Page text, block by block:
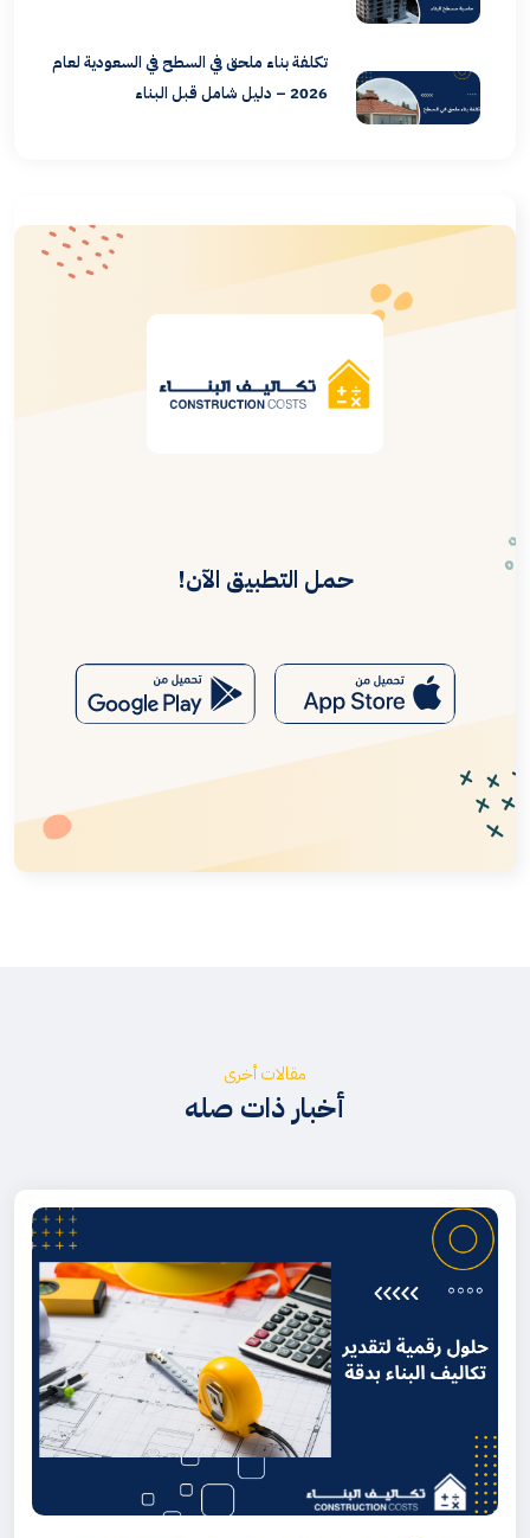
تكلفة بناء ملحق في السطح في السعودية لعام
2026 – دليل شامل قبل البناء
حمل التطبيق الآن!
مقالات أخرى
أخبار ذات صله